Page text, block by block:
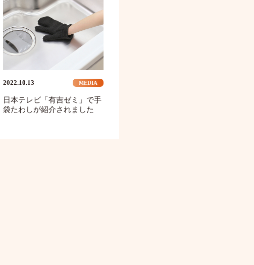
2022.10.13 MEDIA
日本テレビ「有吉ゼミ」で手
袋たわしが紹介されました